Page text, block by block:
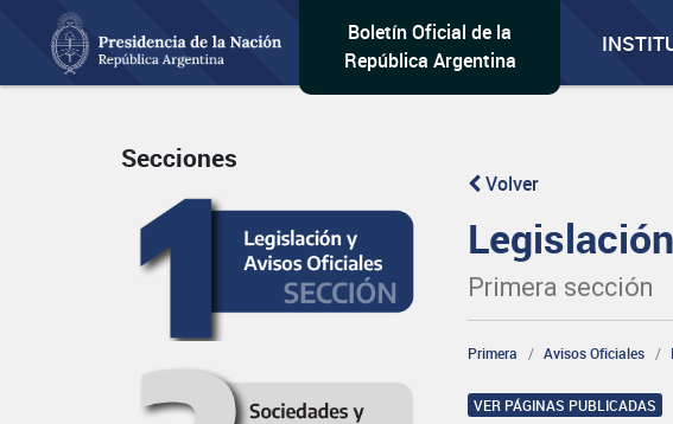
Boletín Oficial de la
República Argentina
Secciones
Volver
Primera sección
Primera Avisos Oficiales
VER PÁGINAS PUBLICADAS